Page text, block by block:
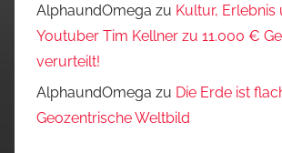
AlphaundOmega zu Kultur, Erlebnis
Youtuber Tim Kellner zu 11.000 €
verurteilt!
AlphaundOmega zu Die Erde ist
Geozentrische Weltbild